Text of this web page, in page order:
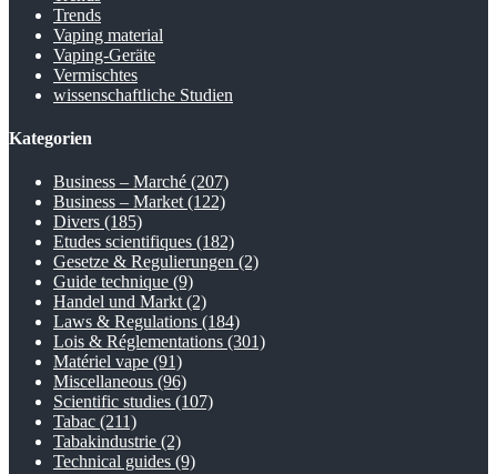
Trends
Vaping material
Vaping-Geräte
Vermischtes
wissenschaftliche Studien
Kategorien
Business – Marché (207)
Business – Market (122)
Divers (185)
Etudes scientifiques (182)
Gesetze & Regulierungen (2)
Guide technique (9)
Handel und Markt (2)
Laws & Regulations (184)
Lois & Réglementations (301)
Matériel vape (91)
Miscellaneous (96)
Scientific studies (107)
Tabac (211)
Tabakindustrie (2)
Technical guides (9)